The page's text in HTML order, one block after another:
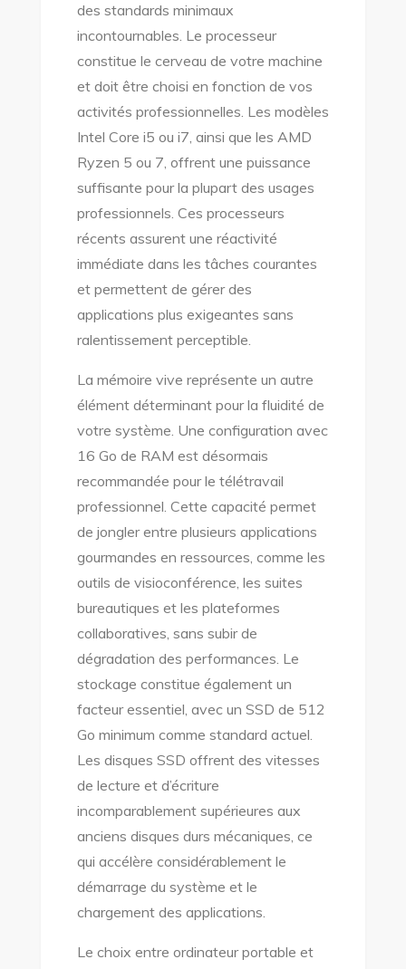
des standards minimaux
incontournables. Le processeur
constitue le cerveau de votre machine
et doit être choisi en fonction de vos
activités professionnelles. Les modèles
Intel Core i5 ou i7, ainsi que les AMD
Ryzen 5 ou 7, offrent une puissance
suffisante pour la plupart des usages
professionnels. Ces processeurs
récents assurent une réactivité
immédiate dans les tâches courantes
et permettent de gérer des
applications plus exigeantes sans
ralentissement perceptible.
La mémoire vive représente un autre
élément déterminant pour la fluidité de
votre système. Une configuration avec
16 Go de RAM est désormais
recommandée pour le télétravail
professionnel. Cette capacité permet
de jongler entre plusieurs applications
gourmandes en ressources, comme les
outils de visioconférence, les suites
bureautiques et les plateformes
collaboratives, sans subir de
dégradation des performances. Le
stockage constitue également un
facteur essentiel, avec un SSD de 512
Go minimum comme standard actuel.
Les disques SSD offrent des vitesses
de lecture et d’écriture
incomparablement supérieures aux
anciens disques durs mécaniques, ce
qui accélère considérablement le
démarrage du système et le
chargement des applications.
Le choix entre ordinateur portable et